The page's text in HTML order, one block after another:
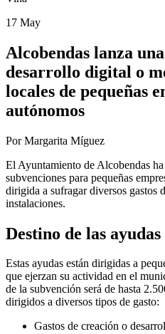
17 May
Alcobendas lanza
desarrollo digital o
locales de pequeñas
autónomos
Por Margarita Míguez
El Ayuntamiento de Alcobendas
subvenciones para pequeñas
dirigida a sufragar diversos gastos
instalaciones.
Destino de las ayudas
Estas ayudas están dirigidas a
que ejerzan su actividad en el
de la subvención será de hasta
dirigidos a diversos tipos de gasto:
Gastos de creación o